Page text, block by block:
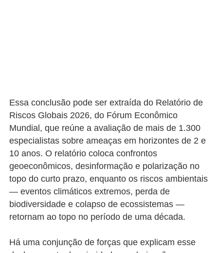
Essa conclusão pode ser extraída do Relatório de
Riscos Globais 2026, do Fórum Econômico
Mundial, que reúne a avaliação de mais de 1.300
especialistas sobre ameaças em horizontes de 2 e
10 anos. O relatório coloca confrontos
geoeconômicos, desinformação e polarização no
topo do curto prazo, enquanto os riscos ambientais
— eventos climáticos extremos, perda de
biodiversidade e colapso de ecossistemas —
retornam ao topo no período de uma década.
Há uma conjunção de forças que explicam esse